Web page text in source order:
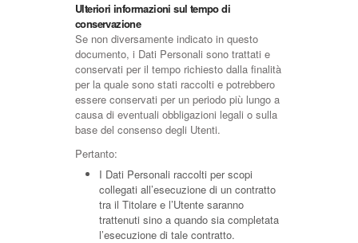
Ulteriori informazioni sul tempo di
conservazione
Se non diversamente indicato in questo
documento, i Dati Personali sono trattati e
conservati per il tempo richiesto dalla finalità
per la quale sono stati raccolti e potrebbero
essere conservati per un periodo più lungo a
causa di eventuali obbligazioni legali o sulla
base del consenso degli Utenti.
Pertanto:
I Dati Personali raccolti per scopi
collegati all’esecuzione di un contratto
tra il Titolare e l’Utente saranno
trattenuti sino a quando sia completata
l’esecuzione di tale contratto.